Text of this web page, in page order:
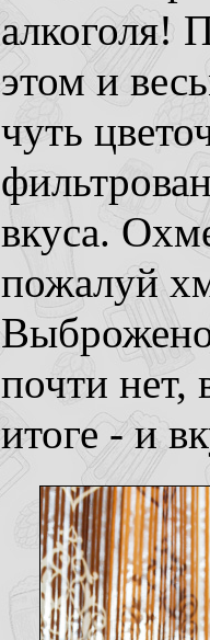
алкоголя!
этом и
чуть
вкуса.
пожалуй
почти нет,
итоге - и